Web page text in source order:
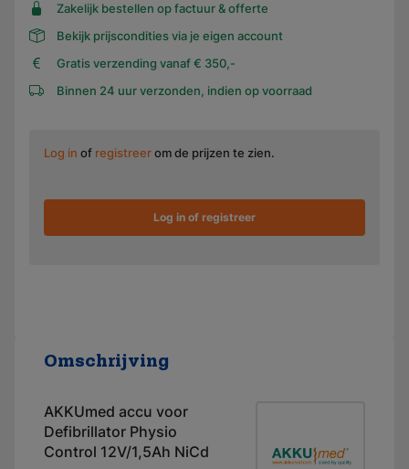
Zakelijk bestellen op factuur & offerte
Bekijk prijscondities via je eigen account
Gratis verzending vanaf € 350,-
Binnen 24 uur verzonden, indien op voorraad
Log in of registreerom de prijzen te zien.
Log in of registreer
Omschrijving
AKKUmed accu voor
Defibrillator Physio
Control 12V/1,5Ah NiCd